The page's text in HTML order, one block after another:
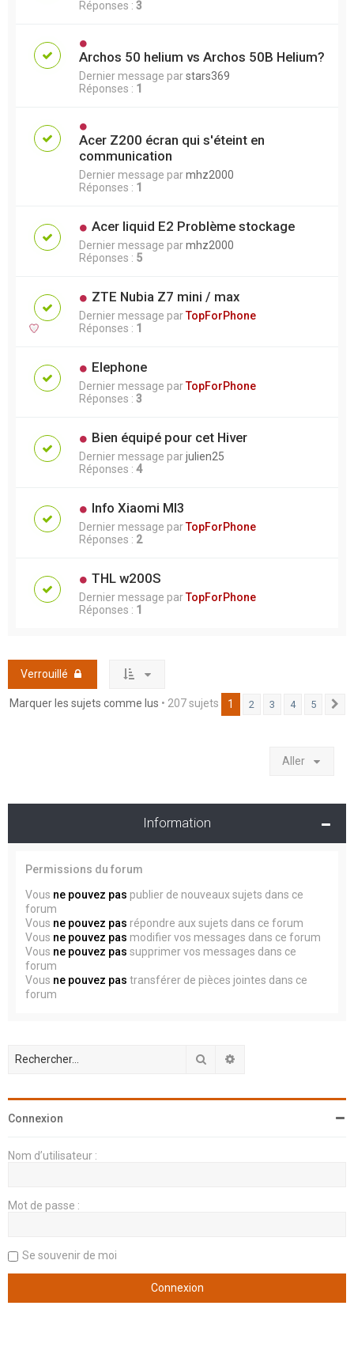
Réponses : 3
Archos 50 helium vs Archos 50B Helium?
Dernier message parstars369
Réponses : 1
Acer Z200 écran qui s'éteint en
communication
Dernier message parmhz2000
Réponses : 1
Acer liquid E2 Problème stockage
Dernier message parmhz2000
Réponses : 5
ZTE Nubia Z7 mini / max
Dernier message parTopForPhone
Réponses : 1
Elephone
Dernier message parTopForPhone
Réponses : 3
Bien équipé pour cet Hiver
Dernier message parjulien25
Réponses : 4
Info Xiaomi MI3
Dernier message parTopForPhone
Réponses : 2
THL w200S
Dernier message parTopForPhone
Réponses : 1
Verrouillé
Marquer les sujets comme lus • 207 sujets 1 2 3 4 5
Aller
Information
Permissions du forum
Vous ne pouvez pas publier de nouveaux sujets dans ce
forum
Vous ne pouvez pas répondre aux sujets dans ce forum
Vous ne pouvez pas modifier vos messages dans ce forum
Vous ne pouvez pas supprimer vos messages dans ce
forum
Vous ne pouvez pas transférer de pièces jointes dans ce
forum
Rechercher
Connexion
Nom d’utilisateur :
Mot de passe :
Se souvenir de moi